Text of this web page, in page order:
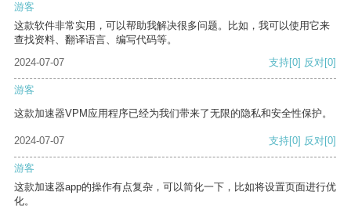
游客
这款软件非常实用，可以帮助我解决很多问题。比如，我可以使用它来
查找资料、翻译语言、编写代码等。
2024-07-07
支持[0] 反对[0]
游客
这款加速器VPM应用程序已经为我们带来了无限的隐私和安全性保护。
2024-07-07 支持[0] 反对[0]
游客
这款加速器app的操作有点复杂，可以简化一下，比如将设置页面进行优
化。